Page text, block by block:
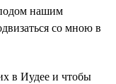
нашим
со мною в
в Иудее и чтобы